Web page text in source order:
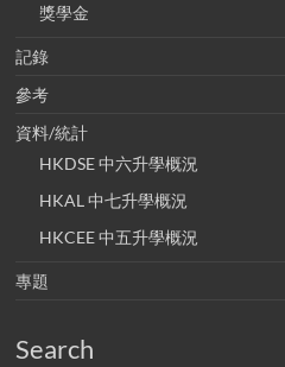
獎學金
記錄
參考
資料/統計
HKDSE 中六升學概況
HKAL 中七升學概況
HKCEE 中五升學概況
專題
Search